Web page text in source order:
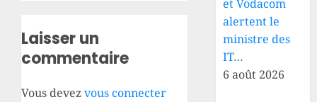
Laisser un
commentaire
Vous devezvous connecter
et Vodacom
alertent le
ministre des
IT…
6 août 2026